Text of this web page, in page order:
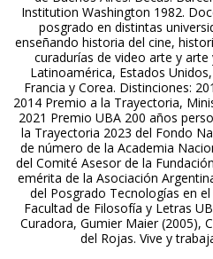
Institution Washington 1982.
posgrado en distintas
enseñando historia del cine,
curadurías de video arte y
Latinoamérica, Estados
Francia y Corea. Distinciones:
2014 Premio a la Trayectoria,
2021 Premio UBA 200 años
la Trayectoria 2023 del Fondo
de número de la Academia
del Comité Asesor de la
emérita de la Asociación
del Posgrado Tecnologías en
Facultad de Filosofía y Letras
Curadora, Gumier Maier (2005),
del Rojas. Vive y